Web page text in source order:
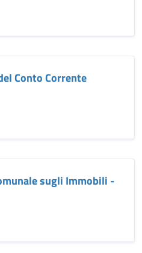
Conto Corrente
sugli Immobili -